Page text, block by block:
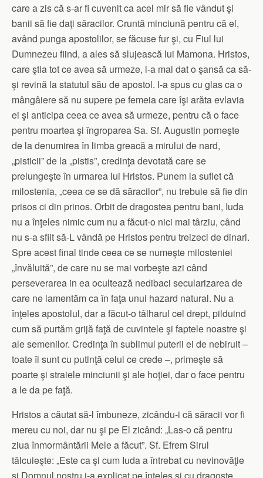
care a zis că s-ar fi cuvenit ca acel mir să fie vândut şi
banii să fie daţi săracilor. Cruntă minciună pentru că el,
având punga apostolilor, se făcuse fur şi, cu Fiul lui
Dumnezeu fiind, a ales să slujească lui Mamona. Hristos,
care ştia tot ce avea să urmeze, i-a mai dat o şansă ca să-
şi revină la statutul său de apostol. I-a spus cu glas ca o
mângâiere să nu supere pe femeia care îşi arăta evlavia
ei şi anticipa ceea ce avea să urmeze, pentru că o face
pentru moartea şi îngroparea Sa. Sf. Augustin porneşte
de la denumirea în limba greacă a mirului de nard,
„pisticii” de la „pistis”, credinţa devotată care se
prelungeşte în urmarea lui Hristos. Punem la suflet că
milostenia, „ceea ce se dă săracilor”, nu trebuie să fie din
prisos ci din prinos. Orbit de dragostea pentru bani, Iuda
nu a înţeles nimic cum nu a făcut-o nici mai târziu, când
nu s-a sfiit să-L vândă pe Hristos pentru treizeci de dinari.
Spre acest final tinde ceea ce se numeşte milosteniei
„învăluită”, de care nu se mai vorbeşte azi când
perseverarea in ea ocultează nedibaci secularizarea de
care ne lamentăm ca în faţa unui hazard natural. Nu a
înţeles apostolul, dar a făcut-o tâlharul cel drept, pilduind
cum să purtăm grijă faţă de cuvintele şi faptele noastre şi
ale semenilor. Credinţa în sublimul puterii ei de nebiruit –
toate îi sunt cu putinţă celui ce crede –, primeşte să
poarte şi straiele minciunii şi ale hoţiei, dar o face pentru
a le da pe faţă.
Hristos a căutat să-l îmbuneze, zicându-i că săracii vor fi
mereu cu noi, dar nu şi pe El zicând: „Las-o că pentru
ziua înmormântării Mele a făcut”. Sf. Efrem Sirul
tâlcuieşte: „Este ca şi cum Iuda a întrebat cu nevinovăţie
şi Domnul nostru i-a explicat pe înţeles şi cu dragoste